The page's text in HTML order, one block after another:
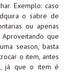
Exemplo: caso
o sabre de
ou apenas
que
season, basta
o item, antes
já que o item é